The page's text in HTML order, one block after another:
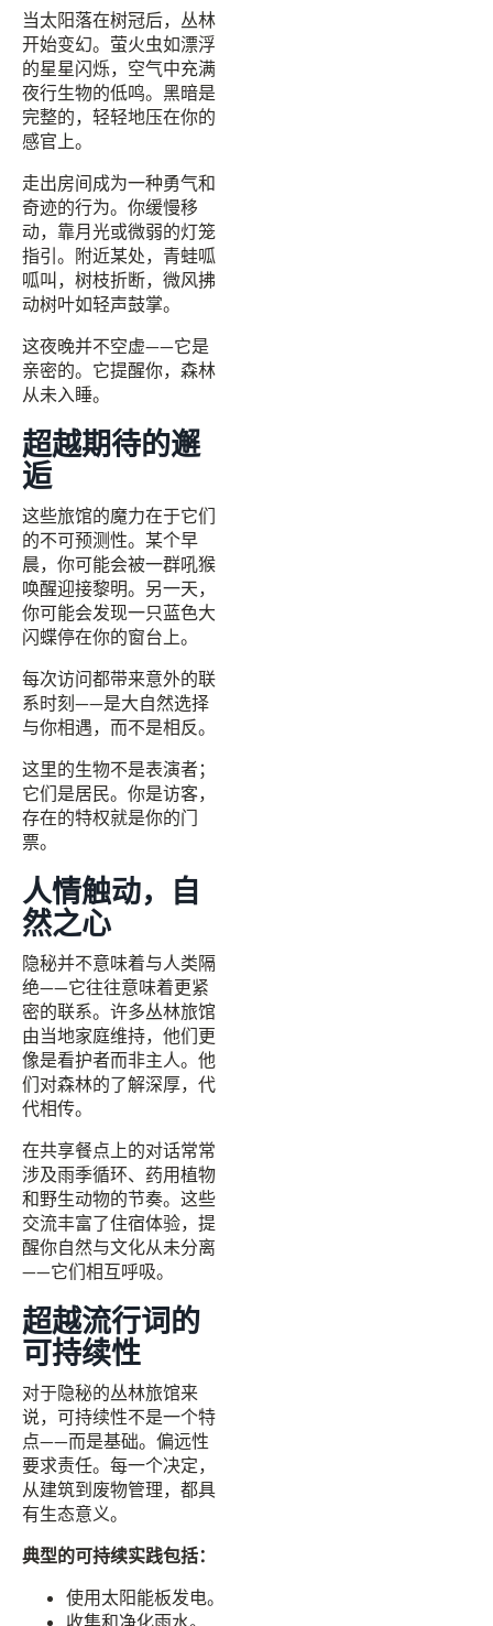
当太阳落在树冠后，丛林
开始变幻。萤火虫如漂浮
的星星闪烁，空气中充满
夜行生物的低鸣。黑暗是
完整的，轻轻地压在你的
感官上。
走出房间成为一种勇气和
奇迹的行为。你缓慢移
动，靠月光或微弱的灯笼
指引。附近某处，青蛙呱
呱叫，树枝折断，微风拂
动树叶如轻声鼓掌。
这夜晚并不空虚——它是
亲密的。它提醒你，森林
从未入睡。
超越期待的邂
逅
这些旅馆的魔力在于它们
的不可预测性。某个早
晨，你可能会被一群吼猴
唤醒迎接黎明。另一天，
你可能会发现一只蓝色大
闪蝶停在你的窗台上。
每次访问都带来意外的联
系时刻——是大自然选择
与你相遇，而不是相反。
这里的生物不是表演者；
它们是居民。你是访客，
存在的特权就是你的门
票。
人情触动，自
然之心
隐秘并不意味着与人类隔
绝——它往往意味着更紧
密的联系。许多丛林旅馆
由当地家庭维持，他们更
像是看护者而非主人。他
们对森林的了解深厚，代
代相传。
在共享餐点上的对话常常
涉及雨季循环、药用植物
和野生动物的节奏。这些
交流丰富了住宿体验，提
醒你自然与文化从未分离
——它们相互呼吸。
超越流行词的
可持续性
对于隐秘的丛林旅馆来
说，可持续性不是一个特
点——而是基础。偏远性
要求责任。每一个决定，
从建筑到废物管理，都具
有生态意义。
典型的可持续实践包括：
使用太阳能板发电。
收集和净化雨水。